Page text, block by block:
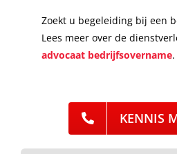
Zoekt u begeleiding bij een
Lees meer over de
advocaat bedrijfsovername.
KENNIS